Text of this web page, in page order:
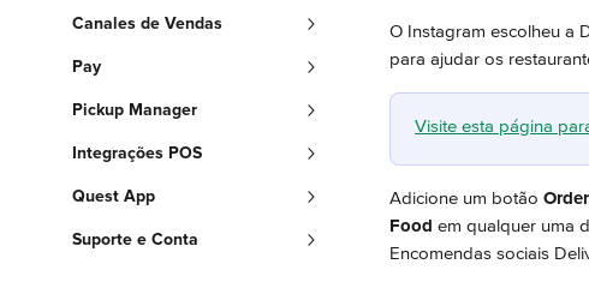
Canales de Vendas
Pay
Pickup Manager
Integrações POS
Quest App
Suporte e Conta
O Instagram escolheu a
para ajudar os
Visite esta página
Adicione um botão
Food em qualquer uma
Encomendas sociais